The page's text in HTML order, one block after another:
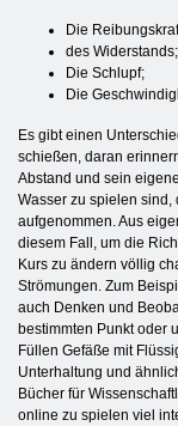
Die
des Widerstands;
Die Schlupf;
Die
Es gibt einen
schießen, daran
Abstand und sein
Wasser zu spielen sind,
aufgenommen. Aus
diesem Fall, um die
Kurs zu ändern völlig
Strömungen. Zum
auch Denken und
bestimmten Punkt oder
Füllen Gefäße mit
Unterhaltung und
Bücher für
online zu spielen viel